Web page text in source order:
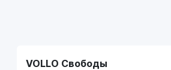
VOLLO Свободы